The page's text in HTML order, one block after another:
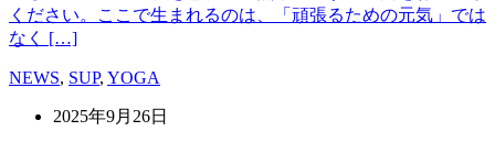
ください。ここで生まれるのは、「頑張るための元気」では
なく […]
NEWS, SUP, YOGA
2025年9月26日